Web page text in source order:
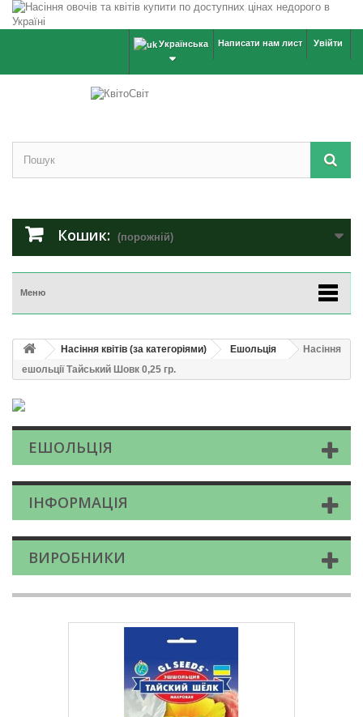
Увійти
Написати нам лист
Українська
Кошик: (порожній)
Меню
Насіння квітів (за категоріями) Ешольція
Насіння
ешольцiї Тайський Шовк 0,25 гр.
ЕШОЛЬЦІЯ
ІНФОРМАЦІЯ
ВИРОБНИКИ